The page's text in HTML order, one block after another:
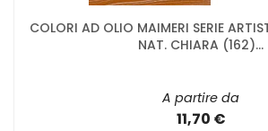
COLORI AD OLIO MAIMERI SERIE
NAT. CHIARA (162)...
A partire da
11,70 €